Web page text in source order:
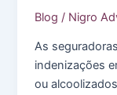
Blog / Nigro
As
indenizações
ou